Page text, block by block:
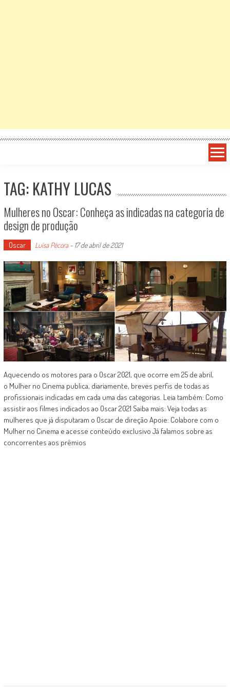
TAG: KATHY LUCAS
Mulheres no Oscar: Conheça as indicadas na categoria de
design de produção
Oscar Luísa Pécora- 17 de abril de 2021
Aquecendo os motores para o Oscar 2021, que ocorre em 25 de abril,
o Mulher no Cinema publica, diariamente, breves perfis de todas as
profissionais indicadas em cada uma das categorias. Leia também: Como
assistir aos filmes indicados ao Oscar 2021 Saiba mais: Veja todas as
mulheres que já disputaram o Oscar de direção Apoie: Colabore com o
Mulher no Cinema e acesse conteúdo exclusivo Já falamos sobre as
concorrentes aos prêmios